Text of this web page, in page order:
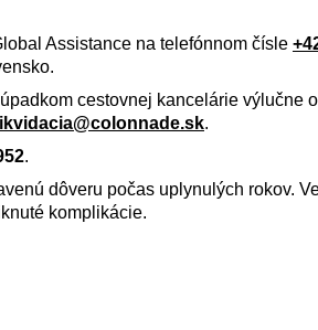
Assistance na telefónnom čísle
cestovnej kancelárie výlučne
likvidacia@colonnade.sk.
.
dôveru počas uplynulých rokov.
komplikácie.